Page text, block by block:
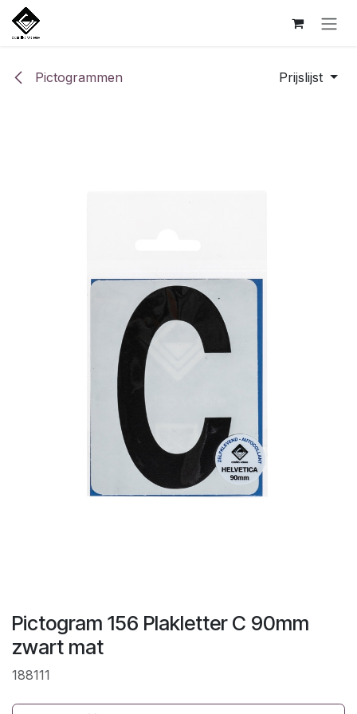
Overslaan naar inhoud
Pictogrammen Prijslijst
Pictogram 156 Plakletter C 90mm
zwart mat
188111